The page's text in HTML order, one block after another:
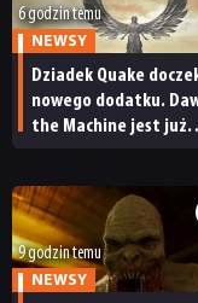
6 godzin temu
NEWSY
Dziadek Quake
nowego dodatku.
the Machine jest już
9 godzin temu
NEWSY